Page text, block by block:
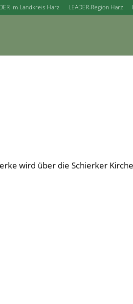
im Landkreis Harz LEADER-Region Harz
wird über die Schierker